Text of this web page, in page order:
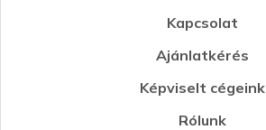
Kapcsolat
Ajánlatkérés
Képviselt cégeink
Rólunk